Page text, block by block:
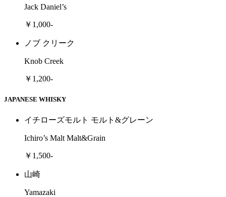
Jack Daniel’s
￥1,000-
ノブ クリーク
Knob Creek
￥1,200-
JAPANESE WHISKY
イチローズモルト モルト&グレーン
Ichiro’s Malt Malt&Grain
￥1,500-
山崎
Yamazaki